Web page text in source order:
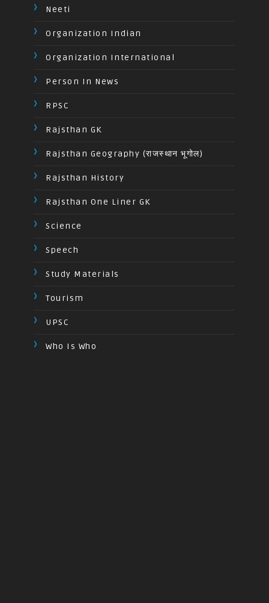
Neeti
Organization Indian
Organization International
Person In News
RPSC
Rajsthan GK
Rajsthan Geography (राजस्थान भूगोल)
Rajsthan History
Rajsthan One Liner GK
Science
Speech
Study Materials
Tourism
UPSC
Who Is Who